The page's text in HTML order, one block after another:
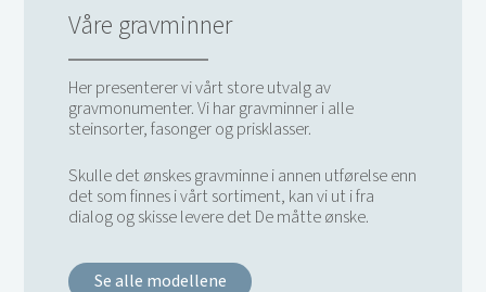
Våre gravminner
Her presenterer vi vårt store utvalg av
gravmonumenter. Vi har gravminner i alle
steinsorter, fasonger og prisklasser.
Skulle det ønskes gravminne i annen utførelse enn
det som finnes i vårt sortiment, kan vi ut i fra
dialog og skisse levere det De måtte ønske.
Se alle modellene